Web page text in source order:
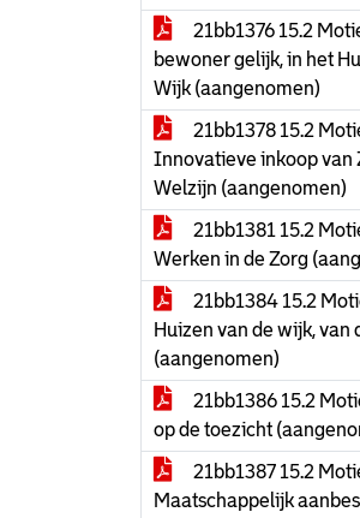
21bb1376 15.2
bewoner gelijk, in het
Wijk (aangenomen)
21bb1378 15.2
Innovatieve inkoop van
Welzijn (aangenomen)
21bb1381 15.2
Werken in de Zorg
21bb1384 15.2
Huizen van de wijk, van
(aangenomen)
21bb1386 15.2
op de toezicht
21bb1387 15.2
Maatschappelijk